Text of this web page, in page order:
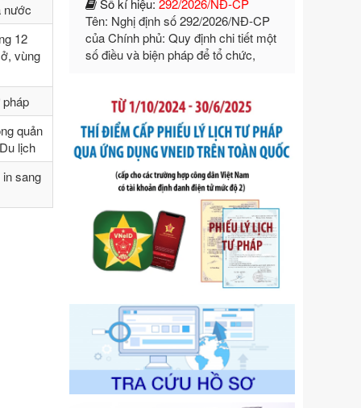
nước
12
vùng
quản
lịch
sang
số điều và biện pháp để tổ chức,
hướng dẫn thi hành Luật Quản lý
ngoại thương
Ngày ban hành: 21/07/2026
Tên: Nghị định số 292/2026/NĐ-CP
của Chính phủ: Quy định chi tiết một
số điều và biện pháp để tổ chức,
hướng dẫn thi hành Luật Quản lý
ngoại thương
Ngày ban hành: 21/07/2026
Số kí hiệu:105/2026/TT-BTC
Tên: Thông tư số 105/2026/TT-BTC
của Bộ Tài chính: Bãi bỏ Thông tư số
87/2019/TT- BТC ngày 19 tháng 12
năm 2019 của Bộ trưởng Bộ Tài
chính hướng dẫn thực hiện xử phạt
vi phạm hành chính trong lĩnh vực
kho bạc nhà nước
Ngày ban hành: 21/07/2026
Số kí hiệu:291/2026/NĐ-CP
Tên: Nghị định số 291/2026/NĐ-CP